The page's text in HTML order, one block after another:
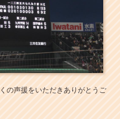
の声援をいただきありがとうご